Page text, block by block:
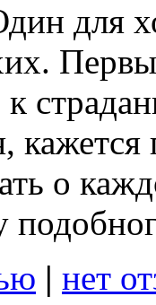
для
к
о
| нет